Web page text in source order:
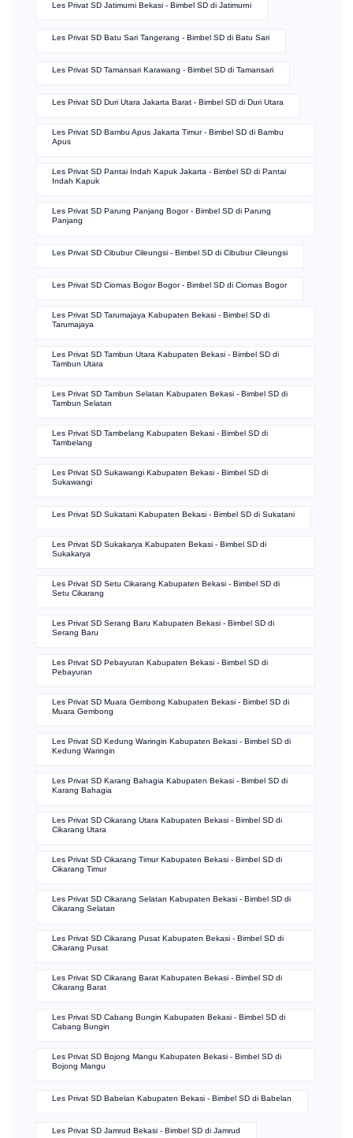
Les Privat SD Jatimurni Bekasi - Bimbel SD di Jatimurni
Les Privat SD Batu Sari Tangerang - Bimbel SD di Batu Sari
Les Privat SD Tamansari Karawang - Bimbel SD di Tamansari
Les Privat SD Duri Utara Jakarta Barat - Bimbel SD di Duri Utara
Les Privat SD Bambu Apus Jakarta Timur - Bimbel SD di Bambu
Apus
Les Privat SD Pantai Indah Kapuk Jakarta - Bimbel SD di Pantai
Indah Kapuk
Les Privat SD Parung Panjang Bogor - Bimbel SD di Parung
Panjang
Les Privat SD Cibubur Cileungsi - Bimbel SD di Cibubur Cileungsi
Les Privat SD Ciomas Bogor Bogor - Bimbel SD di Ciomas Bogor
Les Privat SD Tarumajaya Kabupaten Bekasi - Bimbel SD di
Tarumajaya
Les Privat SD Tambun Utara Kabupaten Bekasi - Bimbel SD di
Tambun Utara
Les Privat SD Tambun Selatan Kabupaten Bekasi - Bimbel SD di
Tambun Selatan
Les Privat SD Tambelang Kabupaten Bekasi - Bimbel SD di
Tambelang
Les Privat SD Sukawangi Kabupaten Bekasi - Bimbel SD di
Sukawangi
Les Privat SD Sukatani Kabupaten Bekasi - Bimbel SD di Sukatani
Les Privat SD Sukakarya Kabupaten Bekasi - Bimbel SD di
Sukakarya
Les Privat SD Setu Cikarang Kabupaten Bekasi - Bimbel SD di
Setu Cikarang
Les Privat SD Serang Baru Kabupaten Bekasi - Bimbel SD di
Serang Baru
Les Privat SD Pebayuran Kabupaten Bekasi - Bimbel SD di
Pebayuran
Les Privat SD Muara Gembong Kabupaten Bekasi - Bimbel SD di
Muara Gembong
Les Privat SD Kedung Waringin Kabupaten Bekasi - Bimbel SD di
Kedung Waringin
Les Privat SD Karang Bahagia Kabupaten Bekasi - Bimbel SD di
Karang Bahagia
Les Privat SD Cikarang Utara Kabupaten Bekasi - Bimbel SD di
Cikarang Utara
Les Privat SD Cikarang Timur Kabupaten Bekasi - Bimbel SD di
Cikarang Timur
Les Privat SD Cikarang Selatan Kabupaten Bekasi - Bimbel SD di
Cikarang Selatan
Les Privat SD Cikarang Pusat Kabupaten Bekasi - Bimbel SD di
Cikarang Pusat
Les Privat SD Cikarang Barat Kabupaten Bekasi - Bimbel SD di
Cikarang Barat
Les Privat SD Cabang Bungin Kabupaten Bekasi - Bimbel SD di
Cabang Bungin
Les Privat SD Bojong Mangu Kabupaten Bekasi - Bimbel SD di
Bojong Mangu
Les Privat SD Babelan Kabupaten Bekasi - Bimbel SD di Babelan
Les Privat SD Jamrud Bekasi - Bimbel SD di Jamrud